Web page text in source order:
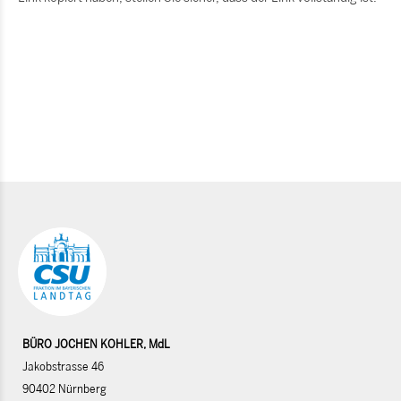
BÜRO JOCHEN KOHLER, MdL
Jakobstrasse 46
90402 Nürnberg